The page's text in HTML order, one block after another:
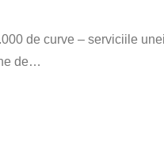
de curve – serviciile
de…